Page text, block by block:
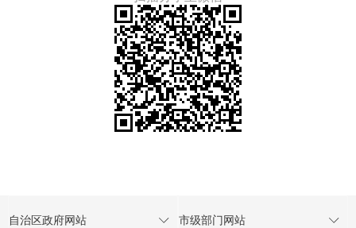
自治区政府网站 市级部门网站